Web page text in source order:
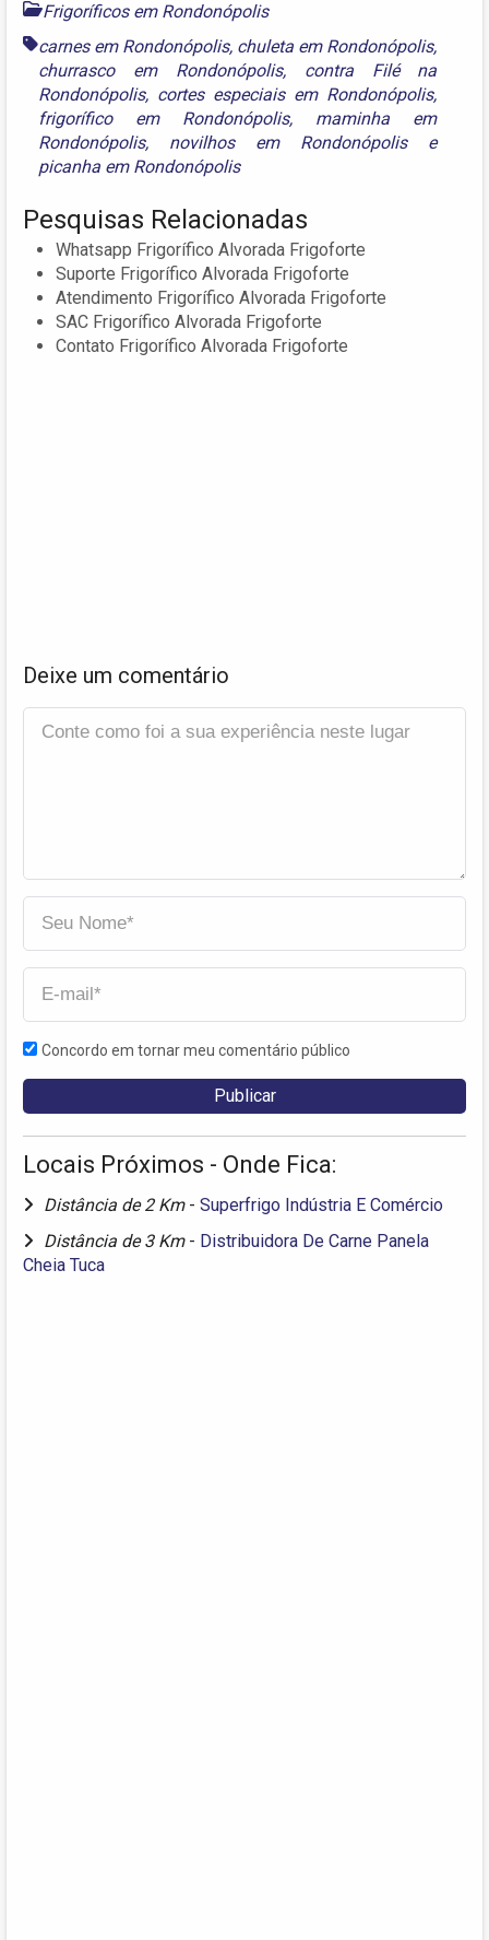
Frigoríficos em Rondonópolis
carnes em Rondonópolis, chuleta em Rondonópolis,
churrasco em Rondonópolis, contra Filé na
Rondonópolis, cortes especiais em Rondonópolis,
frigorífico em Rondonópolis, maminha em
Rondonópolis, novilhos em Rondonópolise
picanha em Rondonópolis
Pesquisas Relacionadas
Whatsapp Frigorífico Alvorada Frigoforte
Suporte Frigorífico Alvorada Frigoforte
Atendimento Frigorífico Alvorada Frigoforte
SAC Frigorífico Alvorada Frigoforte
Contato Frigorífico Alvorada Frigoforte
Deixe um comentário
Concordo em tornar meu comentário público
Locais Próximos - Onde Fica:
Distância de 2 Km - Superfrigo Indústria E Comércio
Distância de 3 Km - Distribuidora De Carne Panela
Cheia Tuca